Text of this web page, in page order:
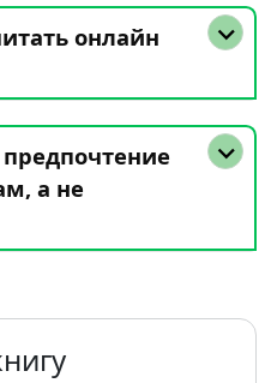
онлайн
а не